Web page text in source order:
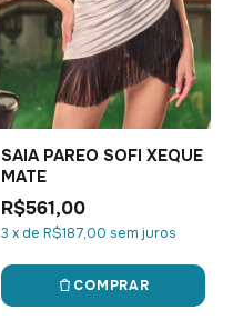
SAIA PAREO SOFI XEQUE
MATE
R$561,00
3 xde R$187,00 sem juros
COMPRAR